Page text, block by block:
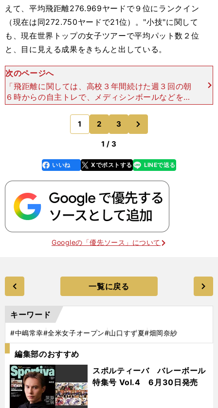
えて、平均飛距離276.969ヤードで９位にランクイン
（現在は同272.750ヤードで21位）。"小技"に関して
も、現在世界トップの女子ツアーで平均パット数２位
と、目に見える成果をきちんと出している。
次のページへ
「飛距離に関しては、高校３年間続けた週３回の朝
６時からの自主トレで、メディシンボールなどを使
った体幹トレーニングや、昨年５月から取り入れた
『初動負荷トレーニング』などの成果かなと思いま
す。 平均パット
1 2 3
1 / 3
faceboo
k
いいね Xでポストする
line LINEで送る
Googleの「優先ソース」について
一覧に戻る
キーワード
#中嶋常幸#全米女子オープン#山口すず夏#畑岡奈紗
編集部のおすすめ
スポルティーバ バレーボール
特集号 Vol.4 6月30日発売